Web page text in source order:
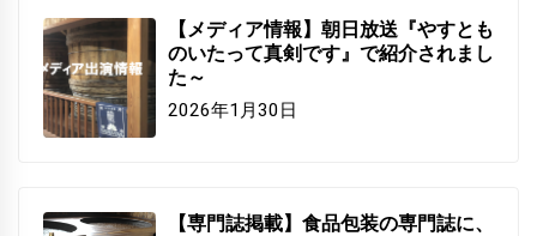
【メディア情報】朝日放送『やすとも
のいたって真剣です』で紹介されまし
た～
2026年1月30日
【専門誌掲載】食品包装の専門誌に、